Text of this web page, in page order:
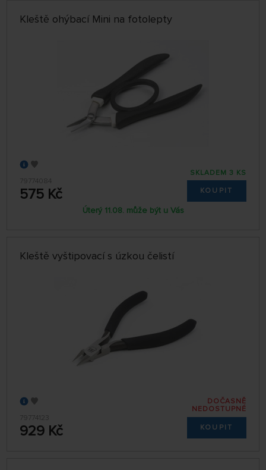
Kleště ohýbací Mini na fotolepty
79774084
575 Kč
SKLADEM 3 KS
KOUPIT
Úterý 11.08. může být u Vás
Kleště vyštipovací s úzkou čelistí
79774123
929 Kč
DOČASNĚ
NEDOSTUPNÉ
KOUPIT